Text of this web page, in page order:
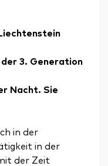
3. Generation
Nacht. Sie
in der
in der
der Zeit